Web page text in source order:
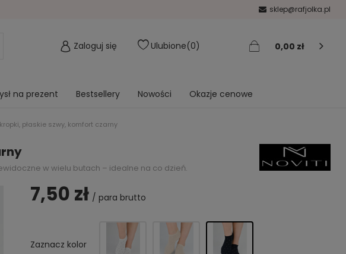
sklep@rafjolka.pl
Zaloguj się Ulubione 0 0,00 zł
na prezent Bestsellery Nowości Okazje cenowe
płaskie szwy, komfort czarny
w wielu butach – idealne na co dzień.
7,50 zł /para brutto
Zaznacz kolor